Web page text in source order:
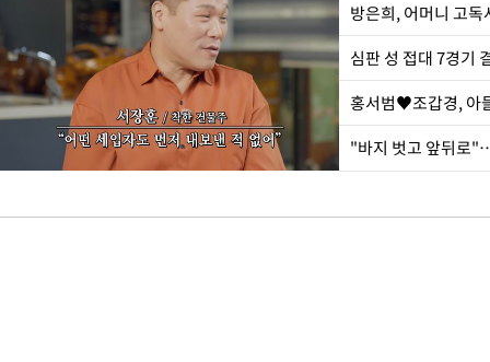
방은희, 어머니 고
심판 성 접대 7경기
홍서범♥조갑경, 아
"바지 벗고 앞뒤로